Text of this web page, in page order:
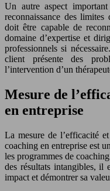
Un autre aspect
reconnaissance des
doit être capable de
domaine d’expertise et
professionnels si
client présente des
l’intervention d’un
Mesure de
en entreprise
La mesure de l’efficacité
coaching en entreprise est
les programmes de
des résultats intangibles, il
impact et démontrer sa